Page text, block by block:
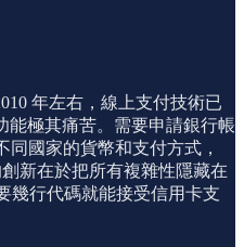
年左右，線上支付技術已
能極其痛苦。需要申請銀行帳
同國家的貨幣和支付方式，
新在於把所有複雜性隱藏在
幾行代碼就能接受信用卡支